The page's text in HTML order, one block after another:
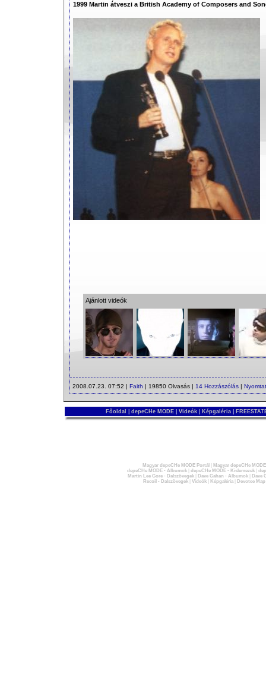
1999 Martin átveszi a British Academy of Composers and
Ajánlott videók
2008.07.23. 07:52 | Faith | 19850 Olvasás | 14 Hozzászólás |
Főoldal depeCHe MODE Videók Képgaléria
Magyar depeCHe MODE Portál
Magyar depeCHe
depeCHe MODE - Albumok| depeCHe MODE - Kislemezek|
Martin Lee Gore - Dalszövegek| Dave Gahan - Albumok|
Dave
Recoil - Dalszövegek| Videók| Képgaléria| Devotee Map